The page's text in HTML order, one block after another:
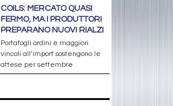
COILS: MERCATO QUASI
FERMO, MA I PRODUTTORI
PREPARANO NUOVI RIALZI
Portafogli ordini e maggiori
vincoli all’import sostengono le
attese per settembre